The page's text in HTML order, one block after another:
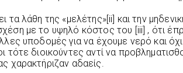
τα λάθη της «μελέτης»[ii] και την
με το υψηλό κόστος του [iii] , ότι
υποδομές για να έχουμε νερό και
τότε διοικούντες αντί να
χαρακτήριζαν αδαείς.